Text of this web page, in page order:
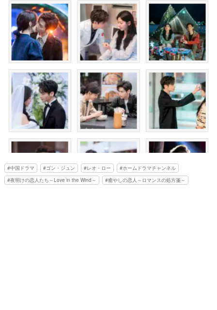
中国ドラマ ゴン・ジュン レオ・ロー
ホームドラマチャンネル
夜明けの恋人たち～Love in the Wind～
癒やしの恋人～ロマンスの処方箋～